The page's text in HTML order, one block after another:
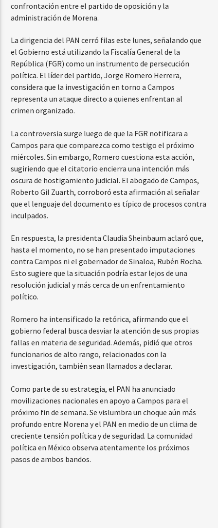
confrontación entre el partido de oposición y la
administración de Morena.
La dirigencia del PAN cerró filas este lunes, señalando que
el Gobierno está utilizando la Fiscalía General de la
República (FGR) como un instrumento de persecución
política. El líder del partido, Jorge Romero Herrera,
considera que la investigación en torno a Campos
representa un ataque directo a quienes enfrentan al
crimen organizado.
La controversia surge luego de que la FGR notificara a
Campos para que comparezca como testigo el próximo
miércoles. Sin embargo, Romero cuestiona esta acción,
sugiriendo que el citatorio encierra una intención más
oscura de hostigamiento judicial. El abogado de Campos,
Roberto Gil Zuarth, corroboró esta afirmación al señalar
que el lenguaje del documento es típico de procesos contra
inculpados.
En respuesta, la presidenta Claudia Sheinbaum aclaró que,
hasta el momento, no se han presentado imputaciones
contra Campos ni el gobernador de Sinaloa, Rubén Rocha.
Esto sugiere que la situación podría estar lejos de una
resolución judicial y más cerca de un enfrentamiento
político.
Romero ha intensificado la retórica, afirmando que el
gobierno federal busca desviar la atención de sus propias
fallas en materia de seguridad. Además, pidió que otros
funcionarios de alto rango, relacionados con la
investigación, también sean llamados a declarar.
Como parte de su estrategia, el PAN ha anunciado
movilizaciones nacionales en apoyo a Campos para el
próximo fin de semana. Se vislumbra un choque aún más
profundo entre Morena y el PAN en medio de un clima de
creciente tensión política y de seguridad. La comunidad
política en México observa atentamente los próximos
pasos de ambos bandos.